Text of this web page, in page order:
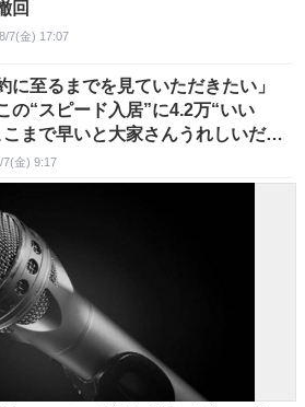
回
8/7(金) 17:07
に至るまでを見ていただきたい」
の“スピード入居”に4.2万“いい
こまで早いと大家さんうれしいだろ
7(金) 9:17